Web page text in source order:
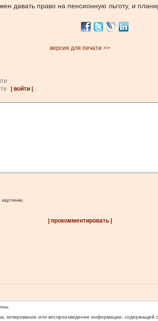
давать право на пенсионную льготу, и
версия для печати >>
| войти |
.
| прокомментировать |
копирование или воспроизведение информации, содержащей